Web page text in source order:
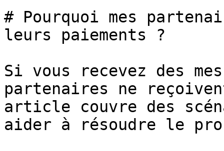
# Pourquoi mes
leurs paiements ?
Si vous recevez des
partenaires ne
article couvre des
aider à résoudre le